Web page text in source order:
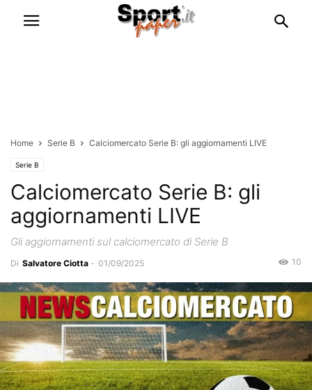
Home Serie B Calciomercato Serie B: gli aggiornamenti LIVE
Serie B
Calciomercato Serie B: gli
aggiornamenti LIVE
Gli aggiornamenti sul calciomercato di Serie B
Di Salvatore Ciotta - 01/09/2025 10